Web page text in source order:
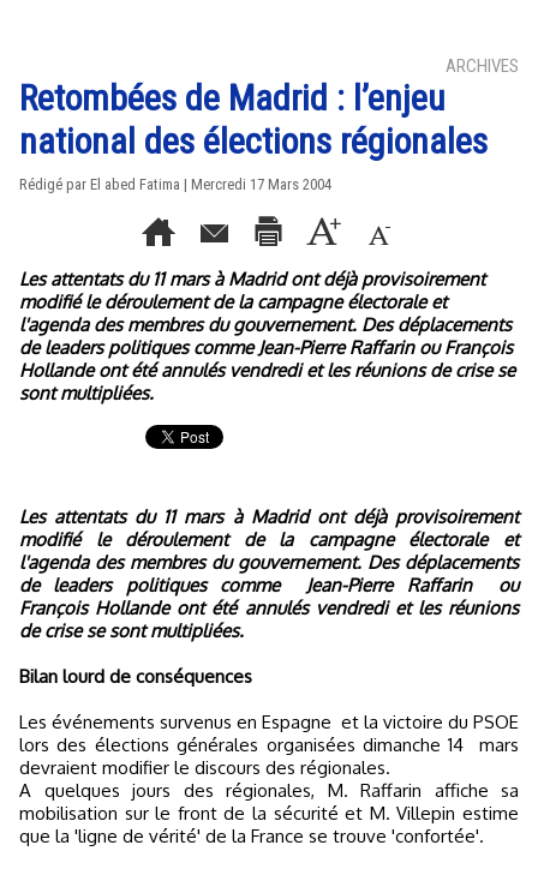
ARCHIVES
Retombées de Madrid : l’enjeu
national des élections régionales
Rédigé par El abed Fatima | Mercredi 17 Mars 2004
Les attentats du 11 mars à Madrid ont déjà provisoirement
modifié le déroulement de la campagne électorale et
l'agenda des membres du gouvernement. Des déplacements
de leaders politiques comme Jean-Pierre Raffarin ou François
Hollande ont été annulés vendredi et les réunions de crise se
sont multipliées.
Les attentats du 11 mars à Madrid ont déjà provisoirement
modifié le déroulement de la campagne électorale et
l'agenda des membres du gouvernement. Des déplacements
de leaders politiques comme
Jean-Pierre Raffarin
ou
François Hollande ont été annulés vendredi et les réunions
de crise se sont multipliées.
Bilan lourd de conséquences
Les événements survenus en Espagne et la victoire du PSOE
lors des élections générales organisées dimanche 14 mars
devraient modifier le discours des régionales.
A quelques jours des régionales, M. Raffarin affiche sa
mobilisation sur le front de la sécurité et M. Villepin estime
que la 'ligne de vérité' de la France se trouve 'confortée'.